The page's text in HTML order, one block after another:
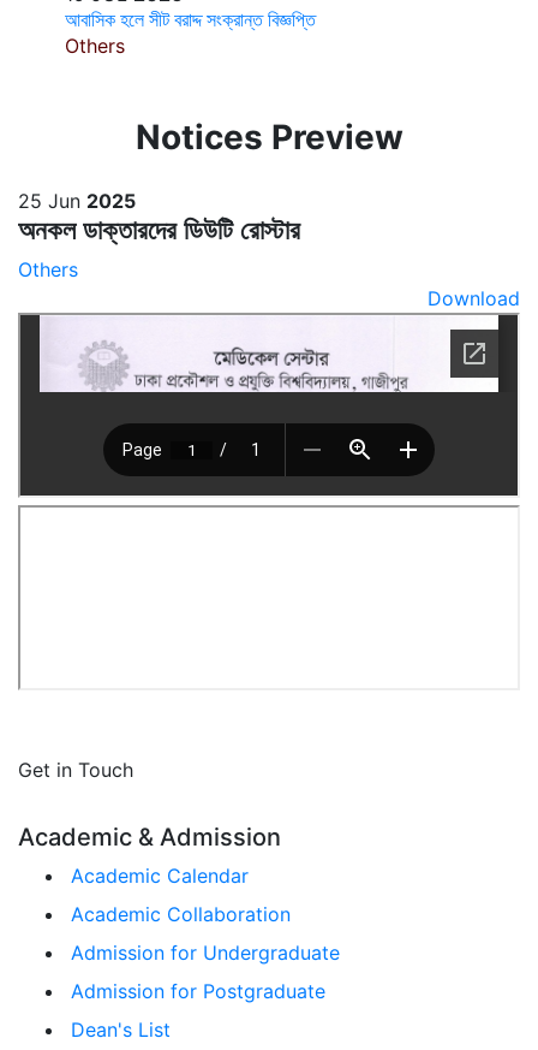
আবাসিক হলে সীট বরাদ্দ সংক্রান্ত বিজ্ঞপ্তি
Others
Notices Preview
25 Jun 2025
অনকল ডাক্তারদের ডিউটি রোস্টার
Others
Download
Get in Touch
Academic & Admission
Academic Calendar
Academic Collaboration
Admission for Undergraduate
Admission for Postgraduate
Dean's List